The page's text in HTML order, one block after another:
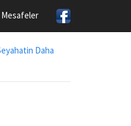
Mesafeler
Daha